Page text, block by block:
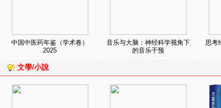
中国中医药年鉴（学术卷）
2025
音乐与大脑：神经科学视角下
的音乐干预
思考
文學/小說